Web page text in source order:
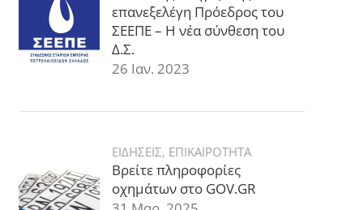
επανεξελέγη Πρόεδρος του
ΣΕΕΠΕ – Η νέα σύνθεση του
Δ.Σ.
26 Ιαν. 2023
ΕΙΔΗΣΕΙΣ, ΕΠΙΚΑΙΡΟΤΗΤΑ
Βρείτε πληροφορίες
οχημάτων στο GOV.GR